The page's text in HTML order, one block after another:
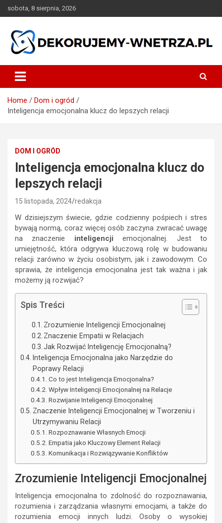
to
sobota, 8 sierpnia, 2026
dekorujemy-wnetrza.pl
Home
Dom i ogród
Inteligencja emocjonalna klucz do lepszych relacji
DOM I OGRÓD
Inteligencja emocjonalna klucz do
lepszych relacji
15 listopada, 2024 redakcja
W dzisiejszym świecie, gdzie codzienny pośpiech i stres
bywają normą, coraz więcej osób zaczyna zwracać uwagę
na znaczenie inteligencji emocjonalnej. Jest to
umiejętność, która odgrywa kluczową rolę w budowaniu
relacji zarówno w życiu osobistym, jak i zawodowym. Co
sprawia, że inteligencja emocjonalna jest tak ważna i jak
możemy ją rozwijać?
Spis Treści
Zrozumienie Inteligencji Emocjonalnej
Znaczenie Empatii w Relacjach
Jak Rozwijać Inteligencję Emocjonalną?
Inteligencja Emocjonalna jako Narzędzie do
Poprawy Relacji
Co to jest Inteligencja Emocjonalna?
Wpływ Inteligencji Emocjonalnej na Relacje
Rozwijanie Inteligencji Emocjonalnej
Znaczenie Inteligencji Emocjonalnej w Tworzeniu i
Utrzymywaniu Relacji
Rozpoznawanie Własnych Emocji
Empatia jako Kluczowy Element Relacji
Komunikacja i Rozwiązywanie Konfliktów
Zrozumienie Inteligencji Emocjonalnej
Inteligencja emocjonalna to zdolność do rozpoznawania,
rozumienia i zarządzania własnymi emocjami, a także do
rozumienia emocji innych ludzi. Osoby o wysokiej